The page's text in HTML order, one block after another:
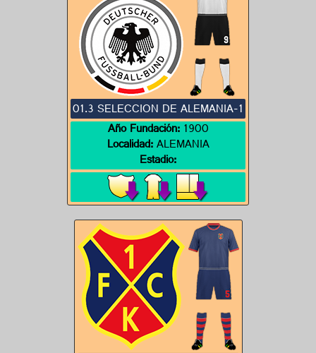
01.3 SELECCION DE ALEMANIA-1
Año Fundación:1900
Localidad:ALEMANIA
Estadio: